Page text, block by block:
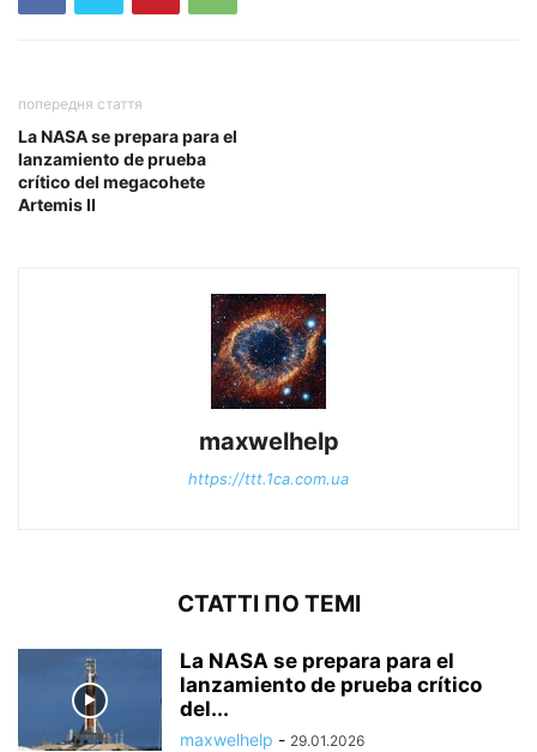
попередня стаття
La NASA se prepara para el
lanzamiento de prueba
crítico del megacohete
Artemis II
maxwelhelp
https://ttt.1ca.com.ua
СТАТТІ ПО ТЕМІ
La NASA se prepara para el
lanzamiento de prueba crítico
del...
maxwelhelp - 29.01.2026